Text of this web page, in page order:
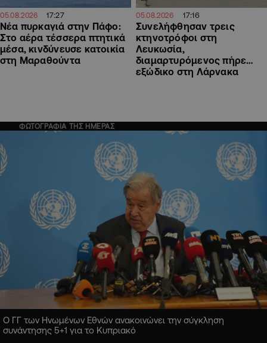
05.08.2026 17:27
Νέα πυρκαγιά στην Πάφο:
Στο αέρα τέσσερα πτητικά
μέσα, κινδύνευσε κατοικία
στη Μαραθούντα
05.08.2026 17:16
Συνελήφθησαν τρεις
κτηνοτρόφοι στη
Λευκωσία,
διαμαρτυρόμενος πήρε…
εξώδικο στη Λάρνακα
ΦΩΤΟΓΡΑΦΙΑ ΤΗΣ ΗΜΕΡΑΣ
Ο ΓΓ των Ηνωμένων Εθνών ανακοινώνει την σύγκληση
συνάντησης 5+1 για το Κυπριακό